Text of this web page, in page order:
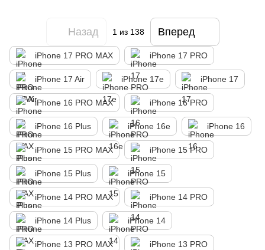
Назад 1из 138 Вперед
iPhone 17 PRO MAX iPhone 17 PRO
iPhone 17 Air iPhone 17e iPhone 17
iPhone 16 PRO MAX iPhone 16 PRO
iPhone 16 Plus iPhone 16e iPhone 16
iPhone 15 PRO MAX iPhone 15 PRO
iPhone 15 Plus iPhone 15
iPhone 14 PRO MAX iPhone 14 PRO
iPhone 14 Plus iPhone 14
iPhone 13 PRO MAX iPhone 13 PRO